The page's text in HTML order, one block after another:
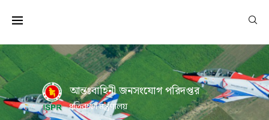
আন্তঃবাহিনী জনসংযোগ পরিদপ্তর
প্রতিরক্ষা মন্ত্রণালয়